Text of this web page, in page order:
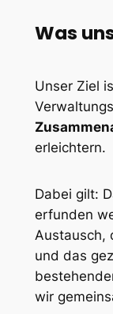
Was
Unser Ziel
erleichtern.
Dabei gilt:
erfunden
Austausch,
und das
wir